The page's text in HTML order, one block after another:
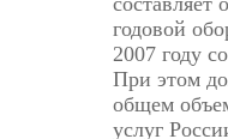
годовой
2007 году
При этом
общем
услуг